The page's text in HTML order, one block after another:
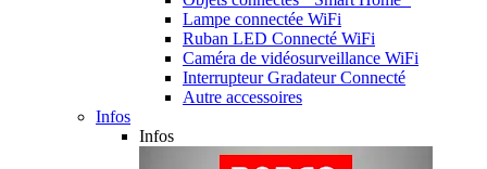
Lampe connectée WiFi
Ruban LED Connecté WiFi
Caméra de vidéosurveillance WiFi
Interrupteur Gradateur Connecté
Autre accessoires
Infos
Infos